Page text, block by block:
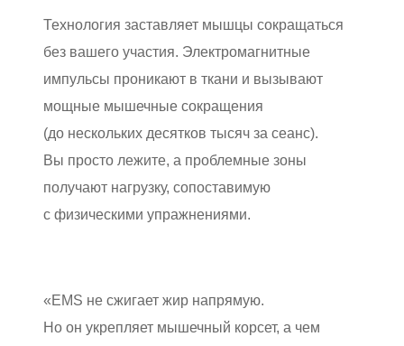
Технология заставляет мышцы сокращаться
без вашего участия. Электромагнитные
импульсы проникают в ткани и вызывают
мощные мышечные сокращения
(до нескольких десятков тысяч за сеанс).
Вы просто лежите, а проблемные зоны
получают нагрузку, сопоставимую
с физическими упражнениями.
«EMS не сжигает жир напрямую.
Но он укрепляет мышечный корсет, а чем